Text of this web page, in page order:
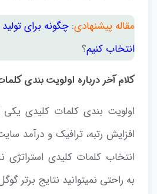
مقاله پیشنهادی: چگونه برای
انتخاب کنیم؟
کلام آخر درباره اولویت بندی
اولویت بندی کلمات کلیدی یکی
افزایش رتبه، ترافیک و درآمد
انتخاب کلمات کلیدی استراتژی
به راحتی نمیتوانید نتایج برتر